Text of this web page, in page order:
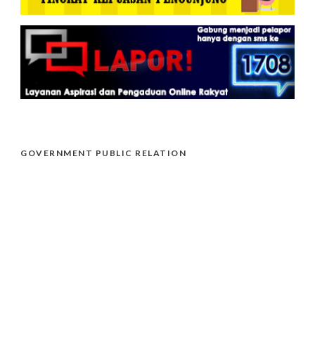
GOVERNMENT PUBLIC RELATION